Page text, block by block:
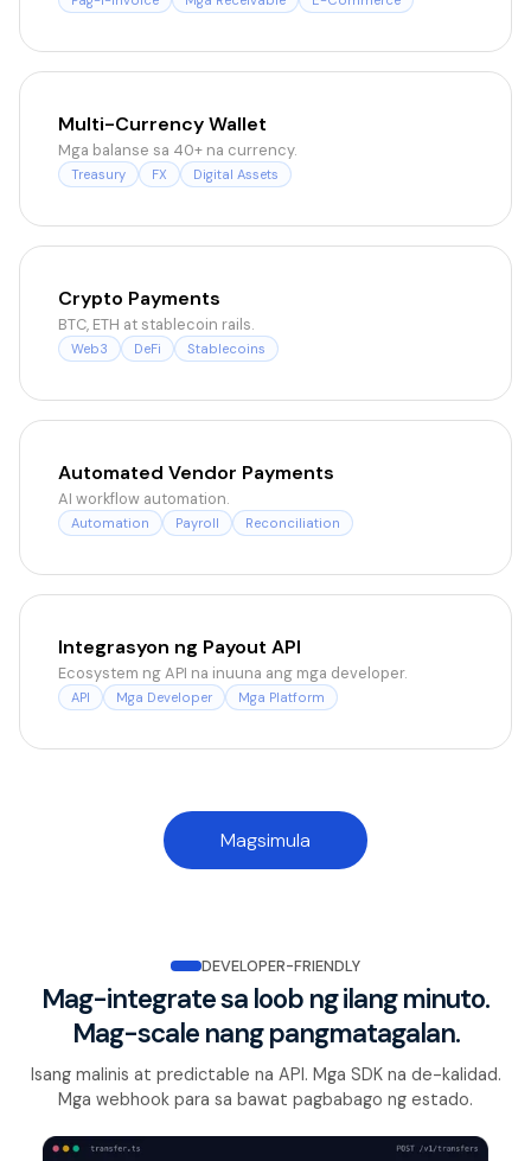
Multi-Currency Wallet
Mga balanse sa 40+ na currency.
Treasury FX Digital Assets
Crypto Payments
BTC, ETH at stablecoin rails.
Web3 DeFi Stablecoins
Automated Vendor Payments
AI workflow automation.
Automation Payroll Reconciliation
Integrasyon ng Payout API
Ecosystem ng API na inuuna ang mga developer.
API Mga Developer Mga Platform
Magsimula
DEVELOPER-FRIENDLY
Mag-integrate sa loob ng ilang minuto.
Mag-scale nang pangmatagalan.
Isang malinis at predictable na API. Mga SDK na de-kalidad.
Mga webhook para sa bawat pagbabago ng estado.